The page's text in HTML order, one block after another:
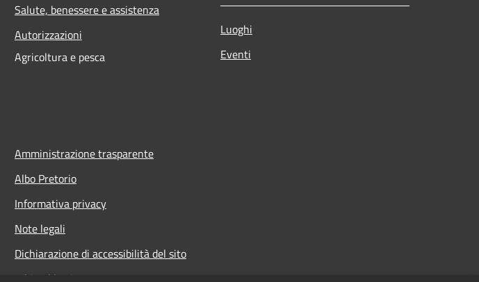
Salute, benessere e assistenza
Autorizzazioni
Agricoltura e pesca
Luoghi
Eventi
Amministrazione trasparente
Albo Pretorio
Informativa privacy
Note legali
Dichiarazione di accessibilità del sito
Whisteblowing